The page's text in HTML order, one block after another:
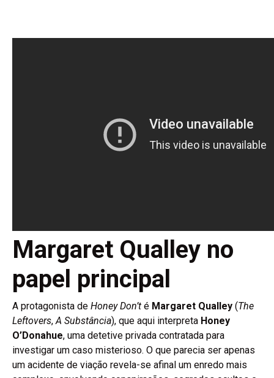
Margaret Qualley no
papel principal
A protagonista de Honey Don’t é Margaret Qualley (The
Leftovers, A Substância), que aqui interpreta Honey
O’Donahue, uma detetive privada contratada para
investigar um caso misterioso. O que parecia ser apenas
um acidente de viação revela-se afinal um enredo mais